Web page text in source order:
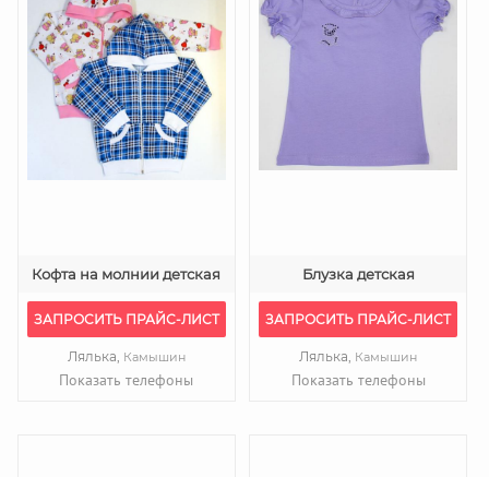
Кофта на молнии детская
ЗАПРОСИТЬ ПРАЙС-ЛИСТ
Лялька, Камышин
Показать телефоны
Блузка детская
ЗАПРОСИТЬ ПРАЙС-ЛИСТ
Лялька, Камышин
Показать телефоны